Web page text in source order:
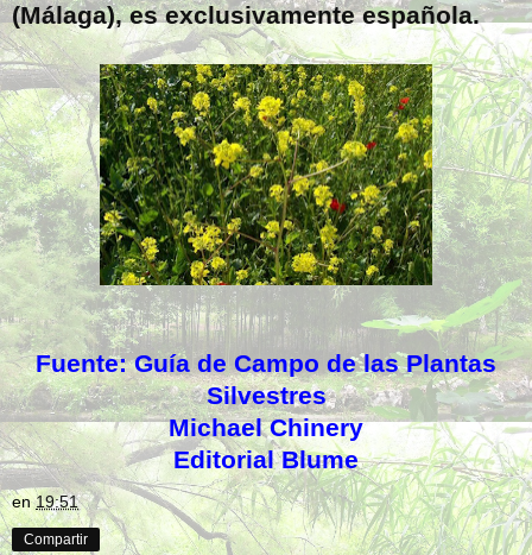
(Málaga), es exclusivamente española.
Fuente:Guíade Campo de las Plantas
Silvestres
Michael Chinery
Editorial Blume
en19:51
Compartir